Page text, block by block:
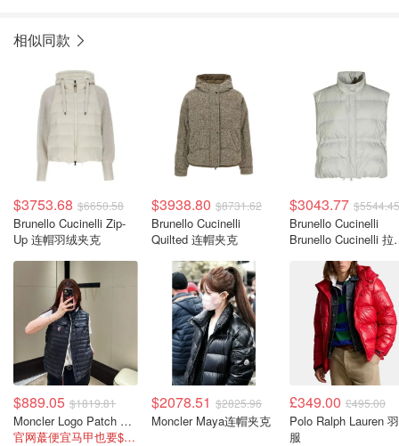
相似同款
$3753.68 $6650.58
Brunello Cucinelli Zip-
Up 连帽羽绒夹克
$3938.80 $8731.62
Brunello Cucinelli
Quilted 连帽夹克
$3043.77 $5544.45
Brunello Cucinelli
Brunello Cucinelli 拉
$889.05 $1819.81
Moncler Logo Patch 羽绒马甲
官网蕞便宜马甲也要$1300+
$2078.51 $2825.96
Moncler Maya连帽夹克
£349.00 £495.00
Polo Ralph Lauren
服